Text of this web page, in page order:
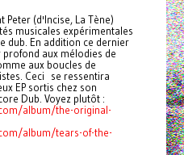
Peter (d'Incise, La Tène)
musicales expérimentales
dub. En addition ce dernier
aux mélodies de
aux boucles de
Ceci se ressentira
EP sortis chez son
Dub. Voyez plutôt :
album/the-original-
album/tears-of-the-